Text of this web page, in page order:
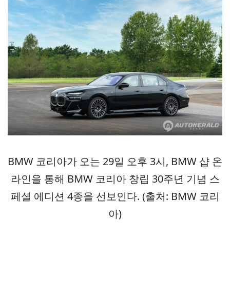
BMW 코리아가 오는 29일 오후 3시, BMW 샵 온
라인을 통해 BMW 코리아 창립 30주년 기념 스
페셜 에디션 4종을 선보인다. (출처: BMW 코리
아)